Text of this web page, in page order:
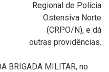
Regional de Polícia
Ostensiva Norte
(CRPO/N), e dá
outras providências.
BRIGADA MILITAR, no